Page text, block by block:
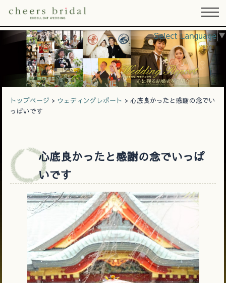
Select Language ▼
トップページ > ウェディングレポート > 心底良かったと感謝の念でい
っぱいです
心底良かったと感謝の念でいっぱ
いです